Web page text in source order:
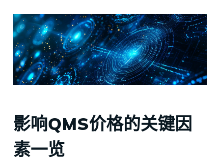
影响QMS价格的关键因
素一览